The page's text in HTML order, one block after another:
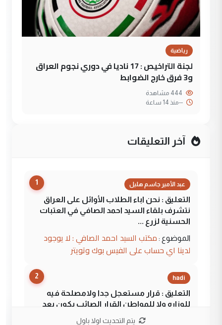
رياضية
لجنة التراخيص : 17 ناديا في دوري نجوم العراق
و3 فرق خارج الضوابط
--منذ 14 ساعة
آخر التعليقات
1 عبد الأمير جاسم هليل
التعليق : نحن اباء الطلاب الأوائل على العراق
نتشرف بلقاء السيد احمد الصافي في العتبات
الحسنية لزرع ...
الموضوع : مكتب السيد احمد الصافي : لا يوجود
لدينا اي حساب على الفيس بوك وتويتر
2 hadi
التعليق : قرار مستعجل جدا ولامصلحة فيه
للوزاره ولا للمواطن القرار الصائب يكون بعد
يتم التحديث اولا باول